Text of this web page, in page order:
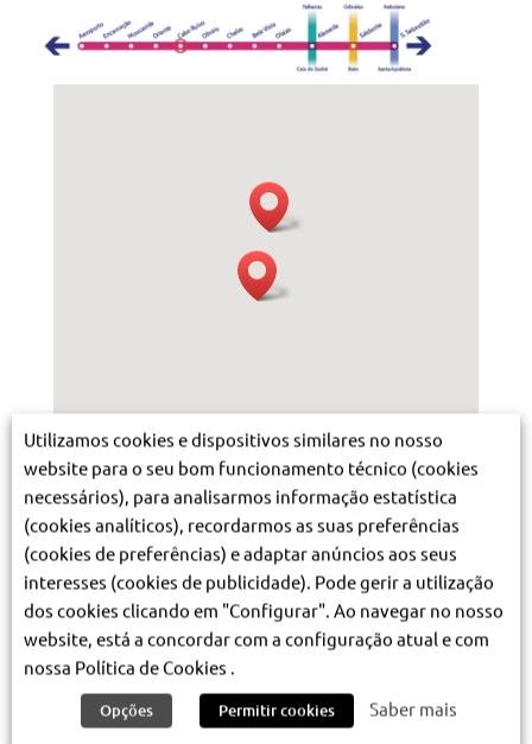
Legenda
Frequência média de comboios em
circulação normal
Estou aqui
Mobilidade reduzida
Rampa de acesso ao comboio
Escadas rolantes
Elevador Cais / Átrio
Utilizamos cookies e dispositivos similares no nosso
website para o seu bom funcionamento técnico (cookies
necessários), para analisarmos informação estatística
(cookies analíticos), recordarmos as suas preferências
(cookies de preferências) e adaptar anúncios aos seus
interesses (cookies de publicidade). Pode gerir a utilização
dos cookies clicando em "Configurar". Ao navegar no nosso
website, está a concordar com a configuração atual e com
nossa Política de Cookies .
Opções Permitir cookies Saber mais